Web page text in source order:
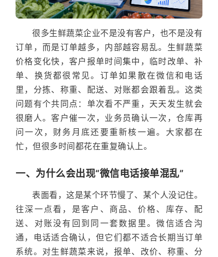
很多生鲜蔬菜企业不是没有客户，也不是没有
订单，而是订单越多，内部越容易乱。生鲜蔬菜
价格变化快，客户报单时间集中，临时改单、补
单、换货都很常见。订单如果散在微信和电话
里，分拣、称重、配送、对账都会跟着乱。这类
问题有个共同点：单次看不严重，天天发生就会
很磨人。客户催一次，业务员确认一次，仓库再
问一次，财务月底还要重新核一遍。大家都在
忙，但很多时间都花在重复确认上。
一、为什么会出现“微信电话接单混乱”
表面看，这是某个环节慢了、某个人没记住。
往深一点看，是客户、商品、价格、库存、配
送、对账没有回到同一套数据里。微信适合沟
通，电话适合确认，但它们都不适合长期当订单
系统。对生鲜蔬菜来说，报单、改价、称重、分